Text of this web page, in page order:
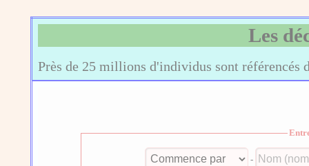
Les
Près de 25 millions d'individus sont référencés
-